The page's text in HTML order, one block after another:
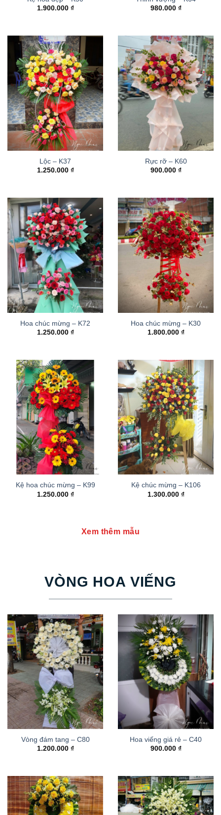
1.900.000 ₫
980.000 ₫
Lộc – K37
1.250.000 ₫
Rực rỡ – K60
900.000 ₫
Hoa chúc mừng – K72
1.250.000 ₫
Hoa chúc mừng – K30
1.800.000 ₫
Kệ hoa chúc mừng – K99
1.250.000 ₫
Kệ chúc mừng – K106
1.300.000 ₫
Xem thêm mẫu
VÒNG HOA VIẾNG
Vòng đám tang – C80
1.200.000 ₫
Hoa viếng giá rẻ – C40
900.000 ₫